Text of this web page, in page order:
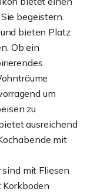
begeistern.
bieten Platz
Ob ein
um
zu
ausreichend
mit
sind mit Fliesen